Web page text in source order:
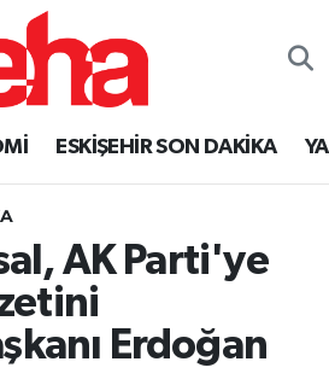
ESKİŞEHİR SON DAKİKA
AK Parti'ye
Erdoğan